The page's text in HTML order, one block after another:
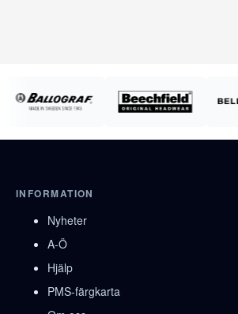
INFORMATION
Nyheter
A-Ö
Hjälp
PMS-färgkarta